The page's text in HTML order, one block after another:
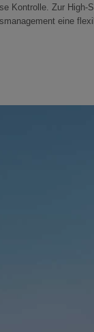
Kontrolle. Zur
eine